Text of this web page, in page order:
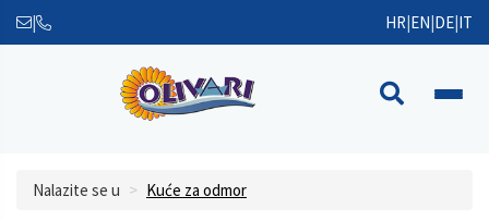
| HR|EN|DE|IT
Nalazite se u Kuće za odmor